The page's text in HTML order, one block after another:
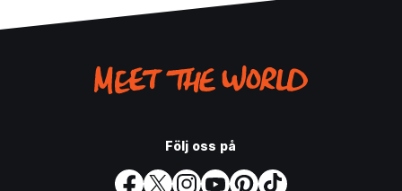
Följ oss på